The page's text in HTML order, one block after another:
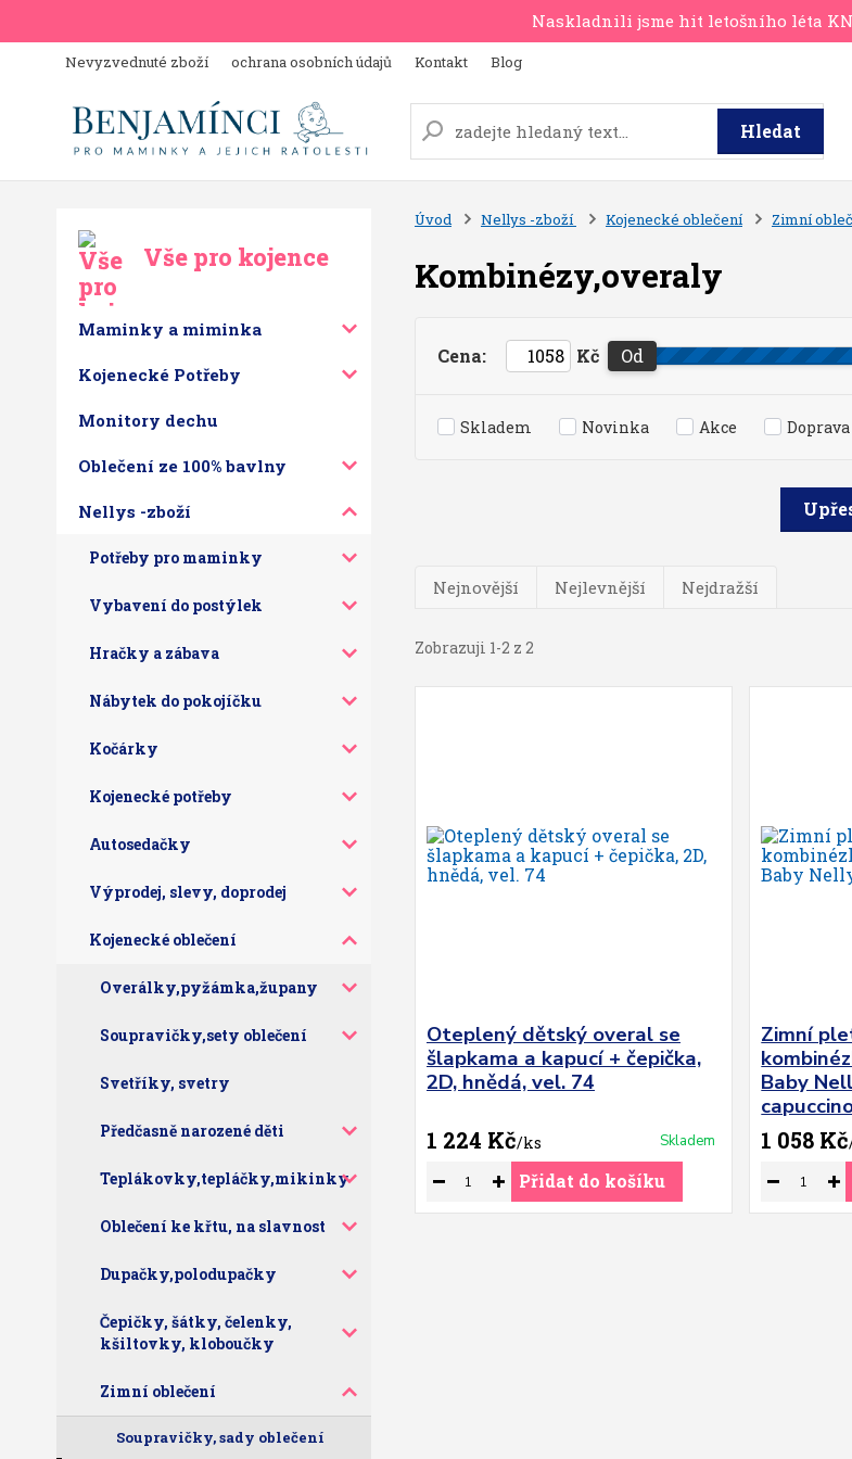
Naskladnili jsme hit letošního léta
Nevyzvednuté zboží ochrana osobních údajů Kontakt Blog
Hledat
Vše pro kojence
Maminky a miminka
Kojenecké Potřeby
Monitory dechu
Oblečení ze 100% bavlny
Nellys -zboží
Potřeby pro maminky
Vybavení do postýlek
Hračky a zábava
Nábytek do pokojíčku
Kočárky
Kojenecké potřeby
Autosedačky
Výprodej, slevy, doprodej
Kojenecké oblečení
Overálky,pyžámka,župany
Soupravičky,sety oblečení
Svetříky, svetry
Předčasně narozené děti
Teplákovky,tepláčky,mikinky
Oblečení ke křtu, na slavnost
Dupačky,polodupačky
Čepičky, šátky, čelenky,
kšiltovky, kloboučky
Zimní oblečení
Soupravičky, sady oblečení
Úvod Nellys -zboží Kojenecké oblečení Zimní
Kombinézy,overaly
Cena: Kč Od
Skladem Novinka Akce
Nejnovější Nejlevnější Nejdražší
Zobrazuji 1-2 z 2
Oteplený dětský overal se
šlapkama a kapucí + čepička,
2D, hnědá, vel. 74
1 224 Kč/ks Skladem
Přidat do košíku
Zimní
Baby
1 058 Kč